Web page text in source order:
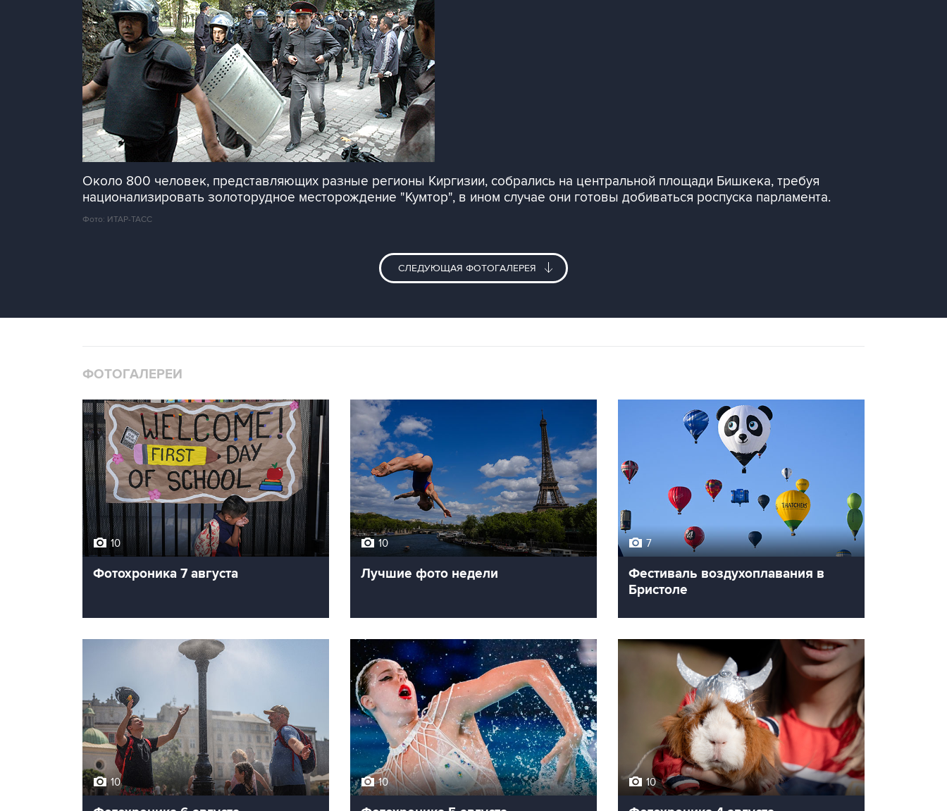
Около 800 человек, представляющих разные регионы Киргизии, собрались на центральной площади Бишкека, требуя
национализировать золоторудное месторождение "Кумтор", в ином случае они готовы добиваться роспуска парламента.
Фото: ИТАР-ТАСС
СЛЕДУЮЩАЯ ФОТОГАЛЕРЕЯ
ФОТОГАЛЕРЕИ
10
Фотохроника 7 августа
10
Лучшие фото недели
7
Фестиваль воздухоплавания в
Бристоле
10 10 10